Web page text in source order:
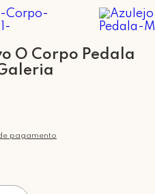
O Corpo Pedala
pagamento